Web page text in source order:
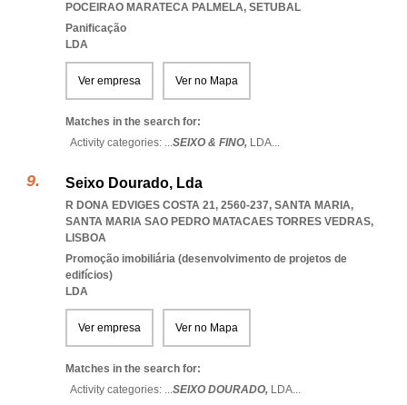
POCEIRAO MARATECA PALMELA, SETUBAL
Panificação
LDA
Ver empresa Ver no Mapa
Matches in the search for:
Activity categories: ...SEIXO & FINO, LDA...
Seixo Dourado, Lda
R DONA EDVIGES COSTA 21, 2560-237, SANTA MARIA,
SANTA MARIA SAO PEDRO MATACAES TORRES VEDRAS,
LISBOA
Promoção imobiliária (desenvolvimento de projetos de
edifícios)
LDA
Ver empresa Ver no Mapa
Matches in the search for:
Activity categories: ...SEIXO DOURADO, LDA...